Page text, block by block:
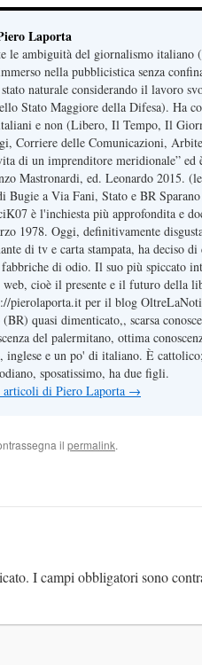
Laporta
le ambiguità del giornalismo italiano
nella pubblicistica senza
stato naturale considerando il lavoro
Stato Maggiore della Difesa). Ha
e non (Libero, Il Tempo, Il
Corriere delle Comunicazioni,
di un imprenditore meridionale” ed
Mastronardi, ed. Leonardo 2015.
a Via Fani, Stato e BR
è l'inchiesta più approfondita e
1978. Oggi, definitivamente
di tv e carta stampata, ha deciso
di odio. Il suo più spiccato
cioè il presente e il futuro della
pierolaporta.it per il blog
quasi dimenticato,, scarsa
del palermitano, ottima
inglese e un po' di italiano. È
sposatissimo, ha due figli.
di Piero Laporta →
il permalink.
I campi obbligatori sono